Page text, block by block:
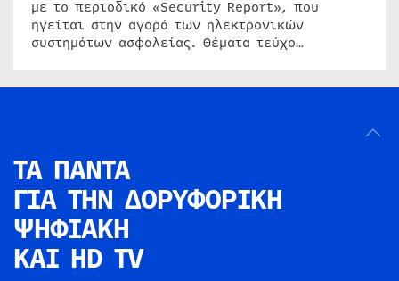
με το περιοδικό «Security Report», που
ηγείται στην αγορά των ηλεκτρονικών
συστημάτων ασφαλείας. Θέματα τεύχο…
ΤΑ ΠΑΝΤΑ
ΓΙΑ ΤΗΝ ΔΟΡΥΦΟΡΙΚΗ
ΨΗΦΙΑΚΗ
ΚΑΙ HD TV